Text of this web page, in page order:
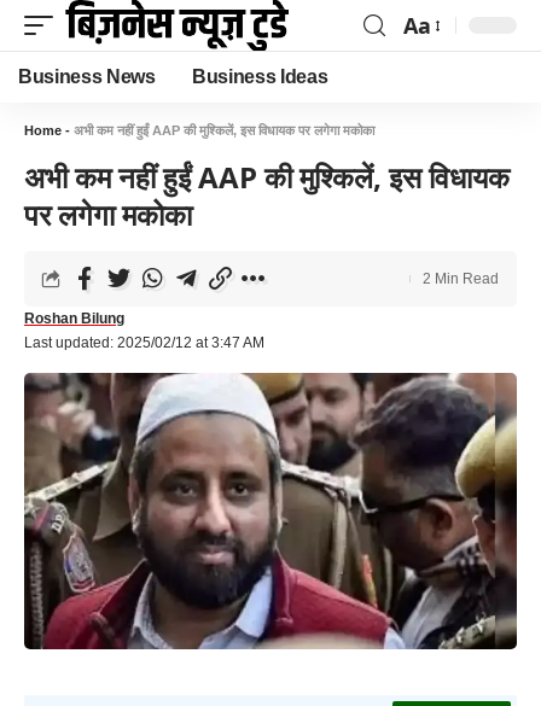
Aa
Business News Business Ideas
Home - अभी कम नहीं हुईं AAP की मुश्किलें, इस विधायक पर लगेगा मकोका
अभी कम नहीं हुईं AAP की मुश्किलें, इस विधायक
पर लगेगा मकोका
Last updated: 2025/02/12 at 3:47 AM
Roshan Bilung
2 Min Read